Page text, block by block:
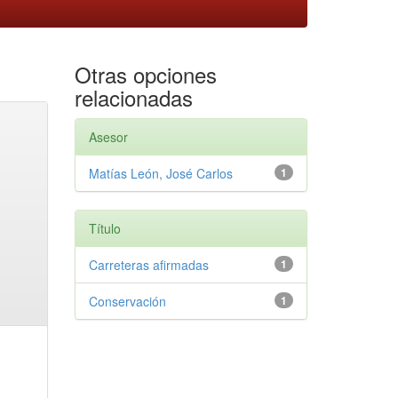
Otras opciones
relacionadas
Asesor
1
Matías León, José Carlos
Título
1
Carreteras afirmadas
1
Conservación